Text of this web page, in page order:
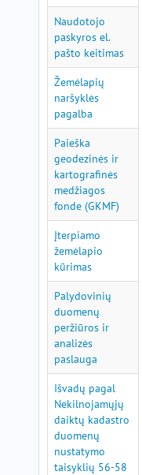
Naudotojo
paskyros el.
pašto keitimas
Žemėlapių
naršyklės
pagalba
Paieška
geodezinės ir
kartografinės
medžiagos
fonde (GKMF)
Įterpiamo
žemėlapio
kūrimas
Palydovinių
duomenų
peržiūros ir
analizės
paslauga
Išvadų pagal
Nekilnojamųjų
daiktų kadastro
duomenų
nustatymo
taisyklių 56-58